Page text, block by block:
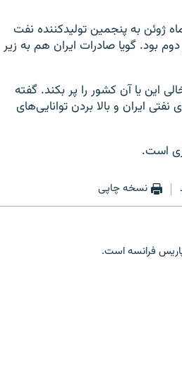
ژوئن به پنجمین تولیدکننده نفت
بود. گویا صادرات ایران هم به زیر
این یا آن کشور را پر بکند. گفته
ایران و بالا بردن توانایی‌های
است.
نسخه چاپی
پاریس فرانسه است.